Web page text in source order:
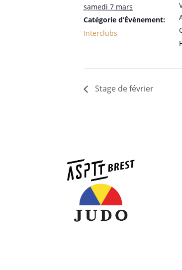
samedi 7 mars
Catégorie d’Évènement:
Interclubs
Stage de février